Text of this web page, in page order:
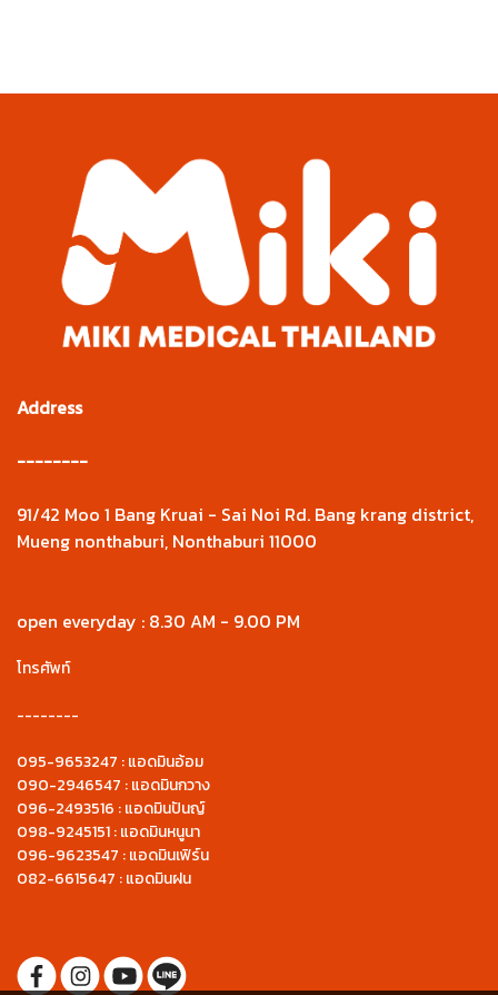
Address
--------
91/42 Moo 1 Bang Kruai - Sai Noi Rd. Bang krang district,
Mueng nonthaburi, Nonthaburi 11000
open everyday : 8.30 AM - 9.00 PM
โทรศัพท์
--------
095-9653247 : แอดมินอ้อม
090-2946547 : แอดมินกวาง
096-2493516 : แอดมินปันญ์
098-9245151 : แอดมินหนูนา
096-9623547 : แอดมินเฟิร์น
082-6615647 : แอดมินฝน